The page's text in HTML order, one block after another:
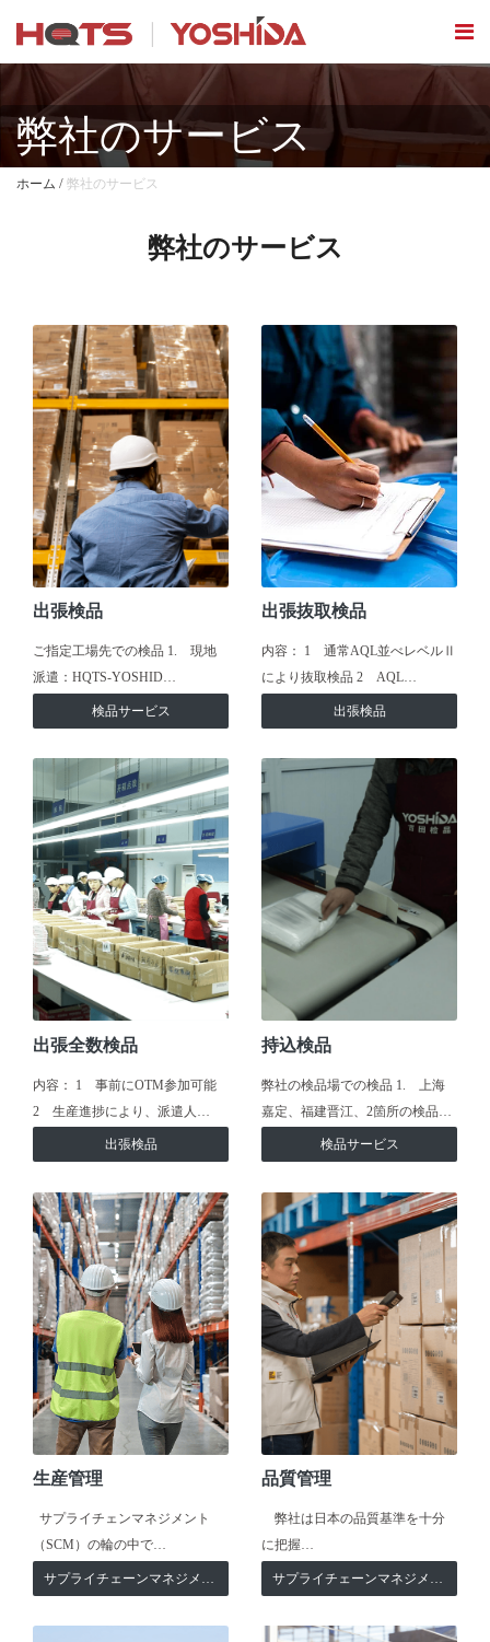
弊社のサービス
ホーム / 弊社のサービス
弊社のサービス
出張検品
ご指定工場先での検品 1. 現地
派遣：HQTS-YOSHID…
検品サービス
出張抜取検品
内容： 1 通常AQL並べレベルⅡ
により抜取検品 2 AQL…
出張検品
出張全数検品
内容： 1 事前にOTM参加可能
2 生産進捗により、派遣人…
出張検品
持込検品
弊社の検品場での検品 1. 上海
嘉定、福建晋江、2箇所の検品…
検品サービス
生産管理
サプライチェンマネジメント
（SCM）の輪の中で…
品質管理
弊社は日本の品質基準を十分
に把握…